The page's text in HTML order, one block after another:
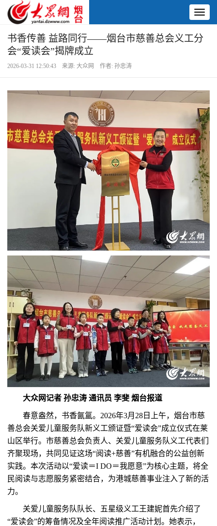
书香传善 益路同行——烟台市慈善总会义工分
会“爱读会”揭牌成立
2026-03-31 12:50:43 来源: 大众网 作者: 孙忠涛
大众网记者 孙忠涛 通讯员 李斐 烟台报道
春意盎然，书香氤氲。2026年3月28日上午，烟台市慈
善总会关爱儿童服务队新义工颁证暨“爱读会”成立仪式在莱
山区举行。市慈善总会负责人、关爱儿童服务队义工代表们
齐聚现场，共同见证这场“阅读+慈善”有机融合的公益创新
实践。本次活动以“爱读＝I DO＝我愿意”为核心主题，将全
民阅读与志愿服务紧密结合，为港城慈善事业注入了新的活
力。
关爱儿童服务队队长、五星级义工王建妮首先介绍了
“爱读会”的筹备情况及全年阅读推广活动计划。她表示，